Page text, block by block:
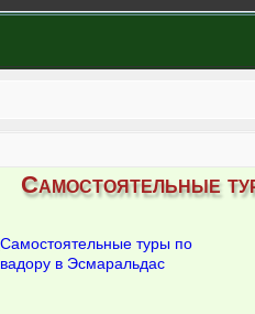
Самостоятельные